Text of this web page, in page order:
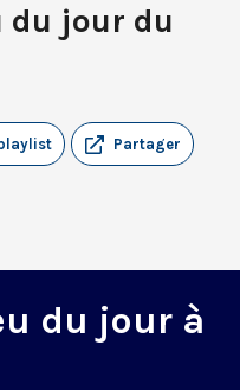
du jour du
Partager
du jour à